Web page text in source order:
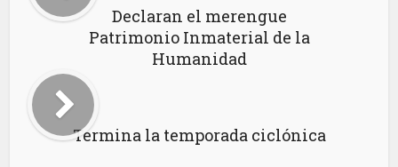
Declaran el merengue
Patrimonio Inmaterial de la
Humanidad
Termina la temporada ciclónica